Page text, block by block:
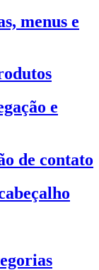
menus e
e
de contato